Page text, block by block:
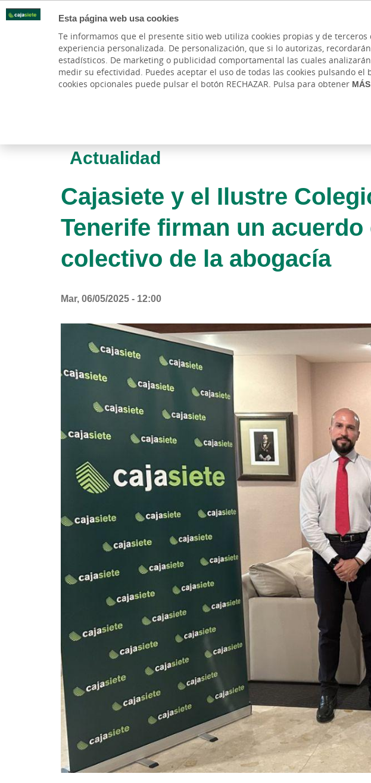
Esta página web usa cookies
Te informamos que el presente sitio web utiliza cookies propias y de
experiencia personalizada. De personalización, que si lo autorizas,
estadísticos. De marketing o publicidad comportamental las cuales
medir su efectividad. Puedes aceptar el uso de todas las cookies pulsando el
cookies opcionales puede pulsar el botón RECHAZAR. Pulsa para obtener
PARTICULARES BANCA PRIVADA
Actualidad
Cajasiete y el Ilustre
Tenerife firman un
colectivo de la abogacía
Mar, 06/05/2025 - 12:00